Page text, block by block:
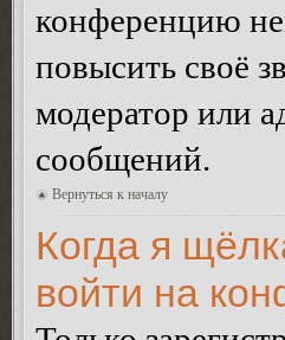
конференцию
повысить своё
модератор или
сообщений.
Вернуться к началу
Когда я
войти на